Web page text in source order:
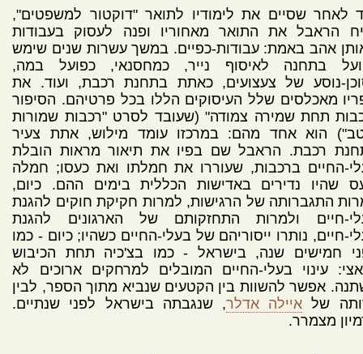
לאחר שסיים את לימודיו לתואר "דוקטור למשפטים",
הראבל את התואר מאחוריו ופנה לעסוק בעבודות
אהב באמת: עבודות-כפיים. במשך עשרות שנים שימש
בתחנה לאיסוף נייר, כמחסנאי, כפועל במה,
נוסע של צעצועים, כאתת בתחנת רכבת, ועוד. את
מאכלסים שלל העיסוקים הללו בכל פרטיהם. הסיפור
תחת שמירה צמודה" (שעובד לסרט "רכבות שמורות
הוא אחד מהם: במרכזו עומד מילוש, אתת צעיר
רכבת. הראבל שם בפיו את תיאור מראות הובלת
החיים ברכבות, שעוררו את חמלתו ואת כעסו; חמלה
שהיו נדירים באדישות הכללית בימים ההם. כיום,
התגברותה של הרגישות, למרות חקיקת חוקים להגנת
חיים ולמרות התחזקותם של הארגונים להגנת
חיים, נותרו ייסוריהם של בעלי-החיים כשהיו; כיום - כמו
חמישים שנה, בישראל - כמו בצ'כיה תחת הכיבוש
עינוי בעלי-החיים המובלים למרחקים ארוכים לא
אפשר להשוות בין הקטעים שנביא מתוך הספר, לבין
של איילה אדלר, שנגבתה בישראל לפני שנתיים.
מצמרר.